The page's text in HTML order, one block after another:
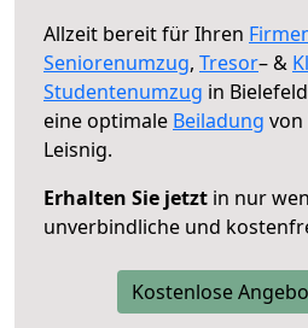
Allzeit bereit für Ihren
Seniorenumzug, Tresor– &
Studentenumzug in
eine optimale Beiladung von
Leisnig.
Erhalten Sie jetzt in nur
unverbindliche und
Kostenlose